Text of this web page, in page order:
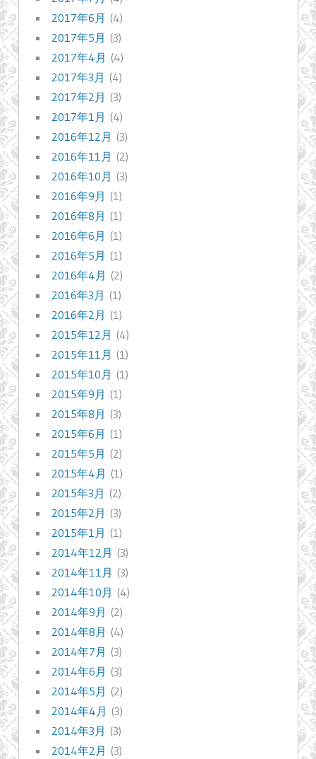
2017年6月 (4)
2017年5月 (3)
2017年4月 (4)
2017年3月 (4)
2017年2月 (3)
2017年1月 (4)
2016年12月 (3)
2016年11月 (2)
2016年10月 (3)
2016年9月 (1)
2016年8月 (1)
2016年6月 (1)
2016年5月 (1)
2016年4月 (2)
2016年3月 (1)
2016年2月 (1)
2015年12月 (4)
2015年11月 (1)
2015年10月 (1)
2015年9月 (1)
2015年8月 (3)
2015年6月 (1)
2015年5月 (2)
2015年4月 (1)
2015年3月 (2)
2015年2月 (3)
2015年1月 (1)
2014年12月 (3)
2014年11月 (3)
2014年10月 (4)
2014年9月 (2)
2014年8月 (4)
2014年7月 (3)
2014年6月 (3)
2014年5月 (2)
2014年4月 (3)
2014年3月 (3)
2014年2月 (3)